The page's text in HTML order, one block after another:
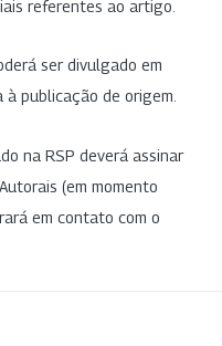
referentes ao artigo.
ser divulgado em
publicação de origem.
na RSP deverá assinar
(em momento
em contato com o